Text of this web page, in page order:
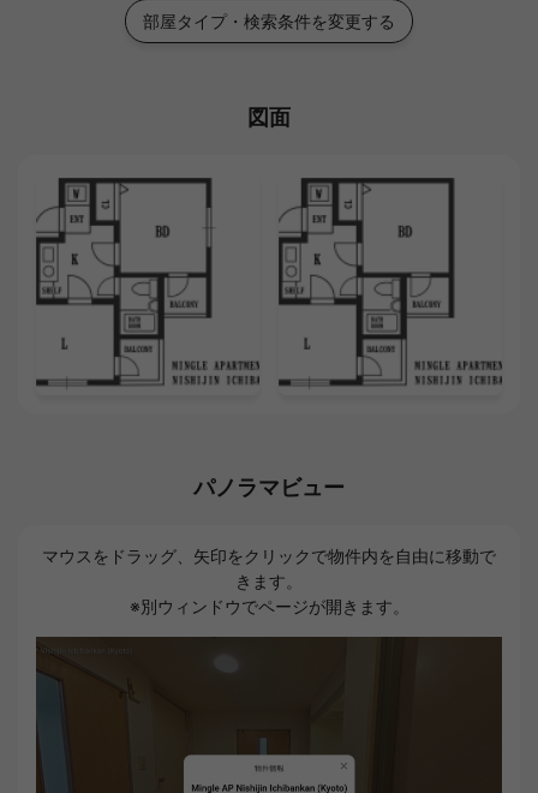
部屋タイプ・検索条件を変更する
図面
パノラマビュー
マウスをドラッグ、矢印をクリックで物件内を自由に移動で
きます。
※別ウィンドウでページが開きます。